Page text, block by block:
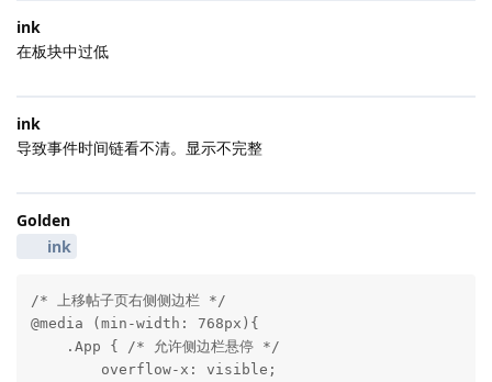
ink
在板块中过低
ink
导致事件时间链看不清。显示不完整
Golden
ink
/* 上移帖子页右侧侧边栏 */
@media (min-width: 768px){
    .App { /* 允许侧边栏悬停 */
        overflow-x: visible;